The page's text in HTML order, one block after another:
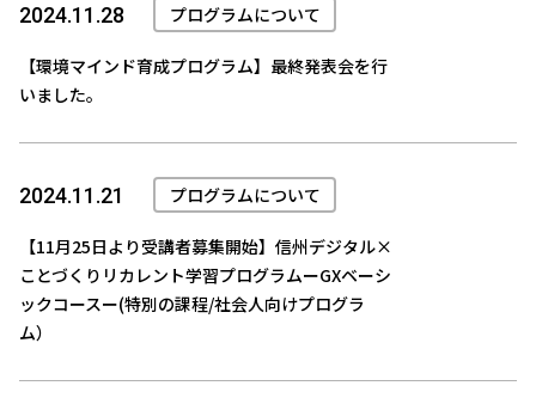
2024.11.28 プログラムについて
【環境マインド育成プログラム】最終発表会を行
いました。
2024.11.21 プログラムについて
【11月25日より受講者募集開始】信州デジタル×
ことづくりリカレント学習プログラムーGXベーシ
ックコースー(特別の課程/社会人向けプログラ
ム）